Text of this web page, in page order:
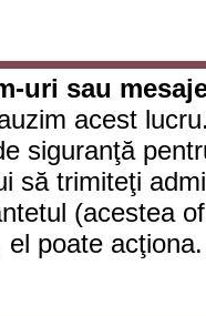
uri sau
acest
siguranţă
să trimiteţi
(acestea
poate acţiona.